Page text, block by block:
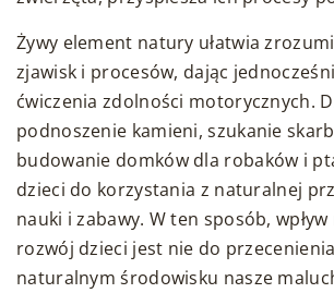
Żywy element natury ułatwia
zjawisk i procesów, dając
ćwiczenia zdolności motorycznych.
podnoszenie kamieni, szukanie
budowanie domków dla robaków i
dzieci do korzystania z naturalnej
nauki i zabawy. W ten sposób,
rozwój dzieci jest nie do
naturalnym środowisku nasze